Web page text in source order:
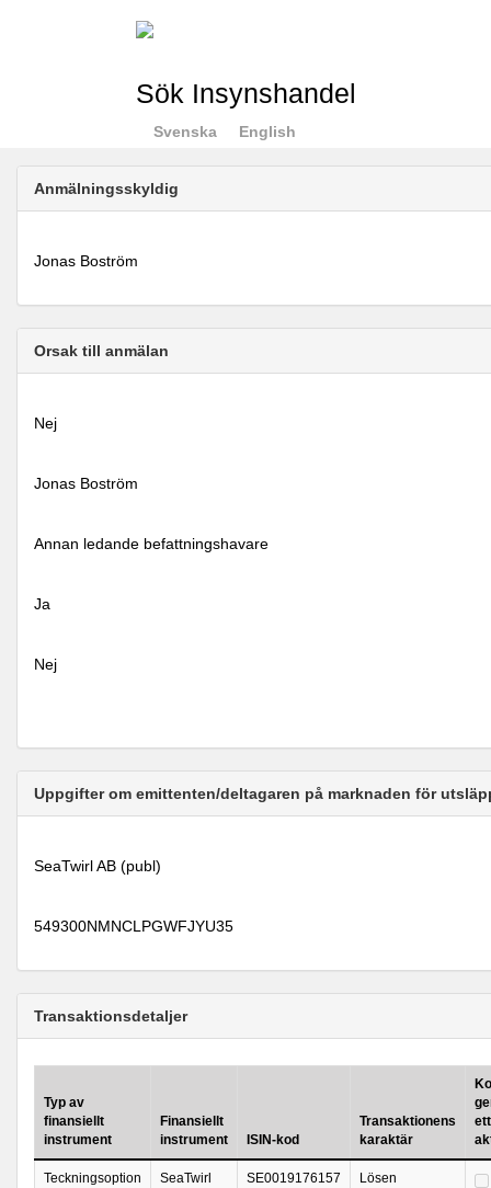
Sök Insynshandel
Svenska English
Anmälningsskyldig
Jonas Boström
Orsak till anmälan
Nej
Jonas Boström
Annan ledande befattningshavare
Ja
Nej
Uppgifter om emittenten/deltagaren på marknaden för
SeaTwirl AB (publ)
549300NMNCLPGWFJYU35
Transaktionsdetaljer
Typ av
finansiellt
instrument
Finansiellt
instrument
ISIN-kod
Transaktionens
karaktär
ett
Teckningsoption
SeaTwirl
SE0019176157
Lösen